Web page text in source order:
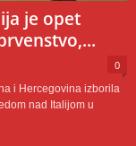
je opet
0
i Hercegovina izborila
nad Italijom u